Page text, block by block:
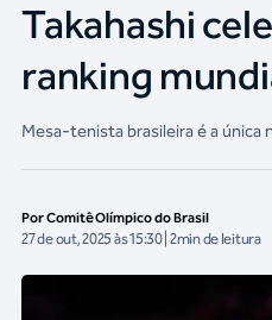
Takahashi
ranking
Mesa-tenista brasileira é a única
Por Comitê Olímpico do Brasil
27 de out, 2025 às 15:30 | 2min de leitura